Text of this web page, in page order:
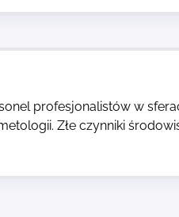
profesjonalistów w
Złe czynniki